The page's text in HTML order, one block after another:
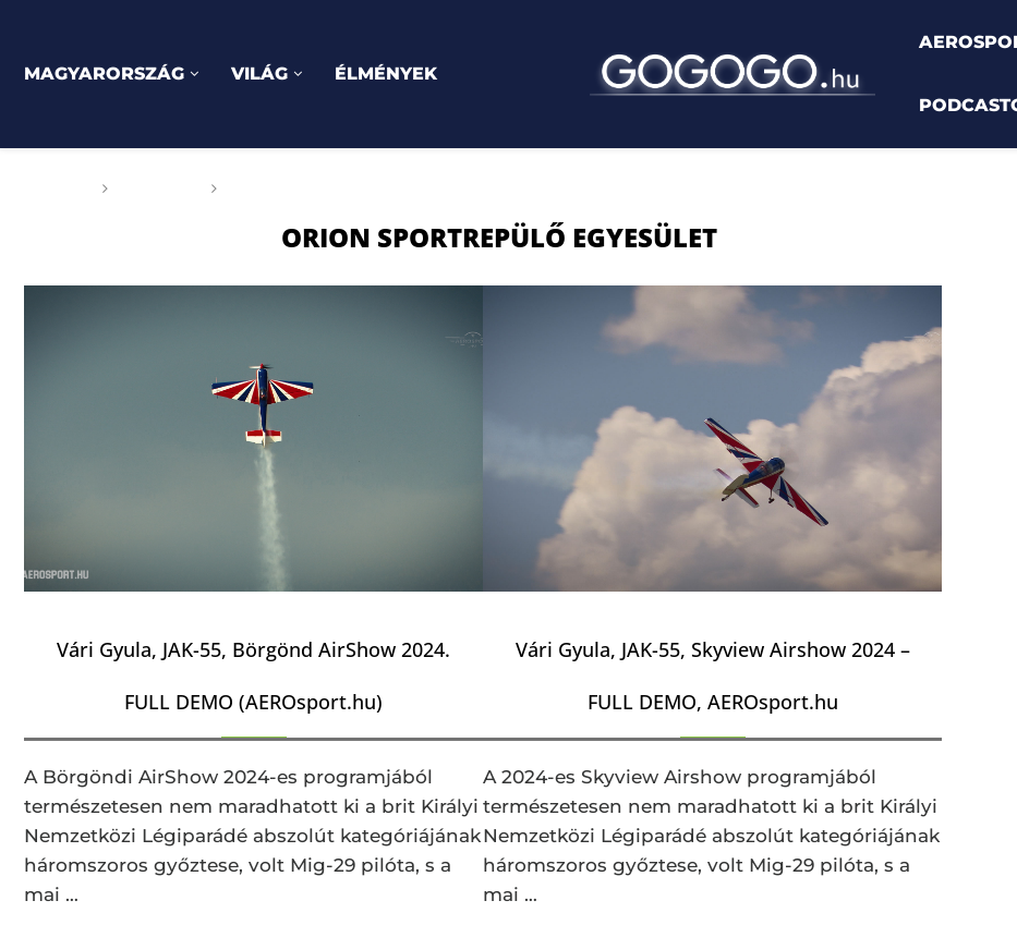
MAGYARORSZÁG VILÁG ÉLMÉNYEK
ORION SPORTREPÜLŐ EGYESÜLET
Vári Gyula, JAK-55, Börgönd AirShow 2024.
FULL DEMO (AEROsport.hu)
A Börgöndi AirShow 2024-es programjából
természetesen nem maradhatott ki a brit Királyi
Nemzetközi Légiparádé abszolút kategóriájának
háromszoros győztese, volt Mig-29 pilóta, s a
mai …
Vári Gyula, JAK-55, Skyview Airshow 2024 –
FULL DEMO, AEROsport.hu
A 2024-es Skyview Airshow programjából
természetesen nem maradhatott ki a brit Királyi
Nemzetközi Légiparádé abszolút kategóriájának
háromszoros győztese, volt Mig-29 pilóta, s a
mai …